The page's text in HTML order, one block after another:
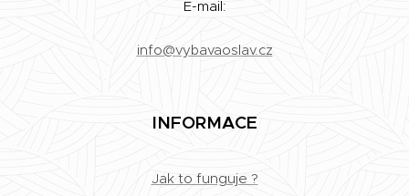
E-mail:
info@vybavaoslav.cz
INFORMACE
Jak to funguje ?